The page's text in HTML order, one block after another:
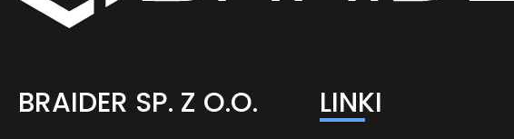
BRAIDER SP. Z O.O. LINKI